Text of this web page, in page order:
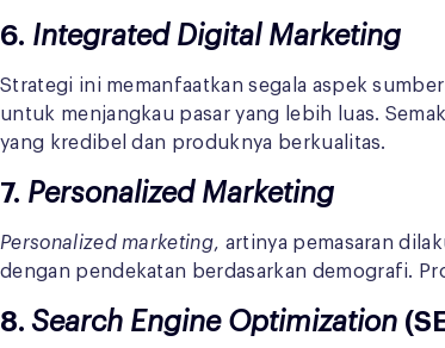
6. Integrated Digital Marketing
Strategi ini memanfaatkan segala aspek
untuk menjangkau pasar yang lebih luas.
yang kredibel dan produknya berkualitas.
7. Personalized Marketing
Personalized marketing, artinya pemasaran
dengan pendekatan berdasarkan demografi.
8. Search Engine Optimization